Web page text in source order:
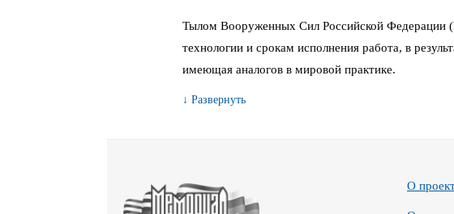
Тылом Вооруженных Сил Российской Федерации
технологии и срокам исполнения работа, в
имеющая аналогов в мировой практике.
↓ Развернуть
О